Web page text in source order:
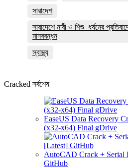
সারাদেশ
সারাদেশে নারী ও শিশু ধর্ষনের
মানববন্ধন
স্বাস্থ্য
Cracked সর্বশেষ
EaseUS Data Recovery
(x32-x64) Final gDrive
AutoCAD Crack +
GitHub